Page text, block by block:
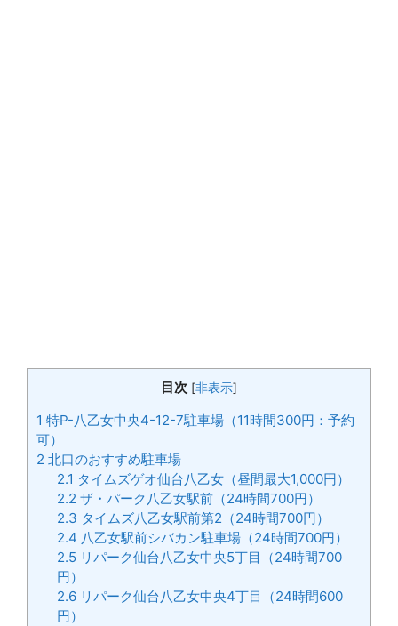
目次 [非表示]
1 特P-八乙女中央4-12-7駐車場（11時間300円：予約
可）
2 北口のおすすめ駐車場
2.1 タイムズゲオ仙台八乙女（昼間最大1,000円）
2.2 ザ・パーク八乙女駅前（24時間700円）
2.3 タイムズ八乙女駅前第2（24時間700円）
2.4 八乙女駅前シバカン駐車場（24時間700円）
2.5リパーク仙台八乙女中央5丁目（24時間700
円）
2.6リパーク仙台八乙女中央4丁目（24時間600
円）